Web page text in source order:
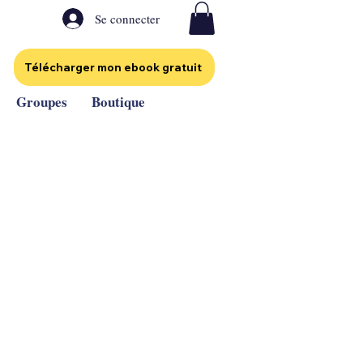
Se connecter
Télécharger mon ebook gratuit
Groupes Boutique